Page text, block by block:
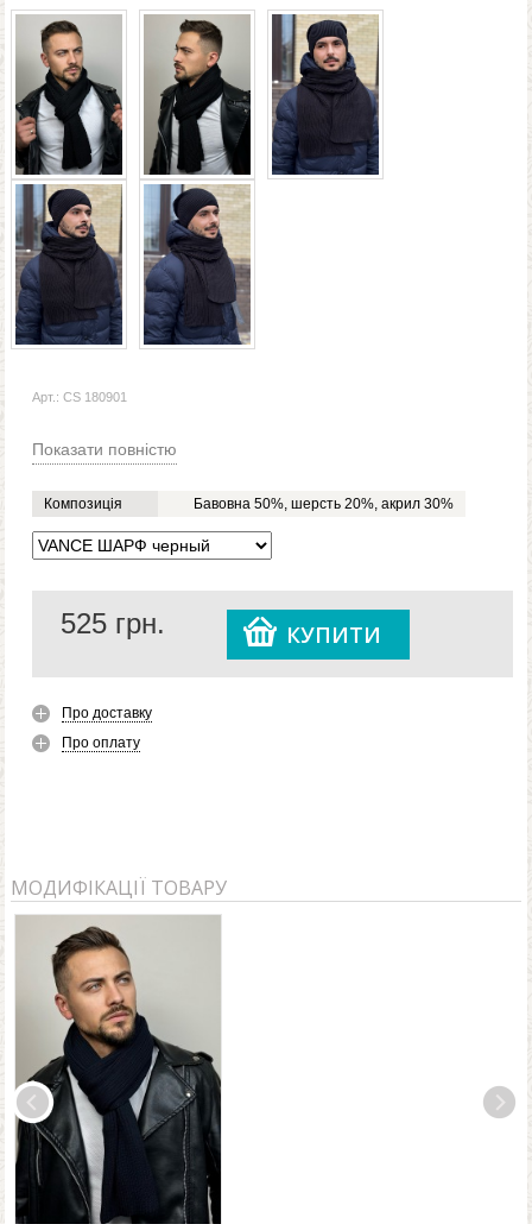
Арт.: CS 180901
Показати повністю
Композиція Бавовна 50%, шерсть 20%, акрил 30%
525 грн. КУПИТИ
Про доставку
Про оплату
МОДИФІКАЦІЇ ТОВАРУ